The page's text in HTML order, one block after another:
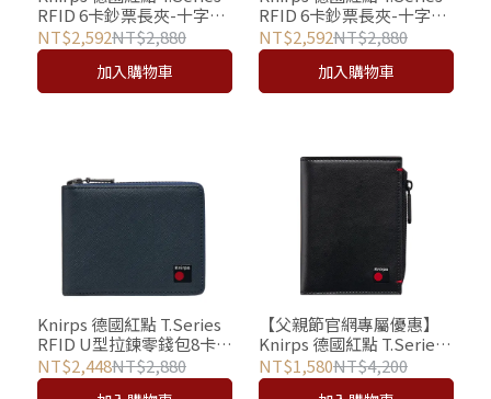
RFID 6卡鈔票長夾-十字紋
藍
NT$2,592NT$2,880
加入購物車
RFID 6卡鈔票長夾-十字紋
黑
NT$2,592NT$2,880
加入購物車
Knirps 德國紅點 T.Series
RFID U型拉鍊零錢包8卡短
夾-十字紋藍
NT$2,448NT$2,880
【父親節官網專屬優惠】
Knirps 德國紅點 T.Series
RFID直式零錢包短夾 -
Vegan義大利純素皮革
NT$1,580NT$4,200